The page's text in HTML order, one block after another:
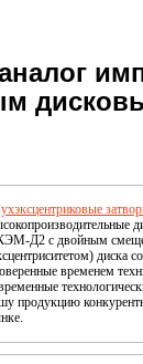
Д2 с двойным
диска
временем
продукцию